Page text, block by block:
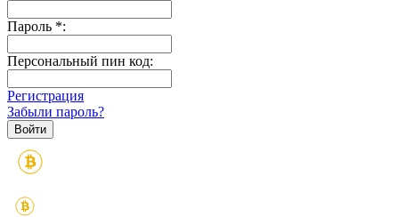
Пароль *:
Персональный пин код:
Регистрация
Забыли пароль?